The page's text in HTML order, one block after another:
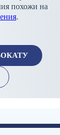
похожи на
.